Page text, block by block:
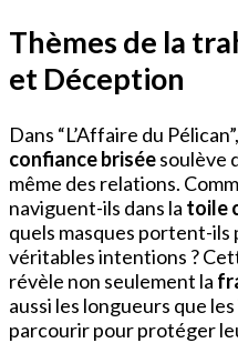
Thèmes de la
et Déception
Dans “L’Affaire du
confiance briséesoulève
même des relations.
naviguent-ils dans la toile
quels masques portent-ils
véritables intentions ?
révèle non seulement la
aussi les longueurs que
parcourir pour protéger